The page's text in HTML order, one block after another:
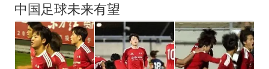
中国足球未来有望